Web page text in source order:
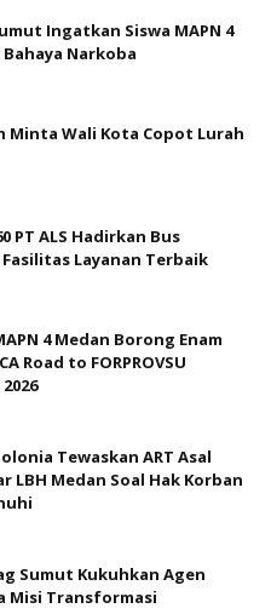
Ingatkan Siswa MAPN 4
Narkoba
Minta Wali Kota Copot Lurah
PT ALS Hadirkan Bus
Layanan Terbaik
4 Medan Borong Enam
Road to FORPROVSU
Tewaskan ART Asal
LBH Medan Soal Hak Korban
Sumut Kukuhkan Agen
Misi Transformasi